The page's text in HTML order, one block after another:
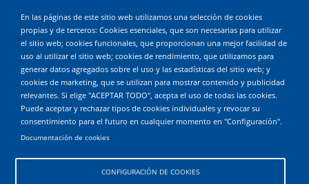
En las páginas de este sitio web utilizamos una selección de cookies
propias y de terceros: Cookies esenciales, que son necesarias para utilizar
el sitio web; cookies funcionales, que proporcionan una mejor facilidad de
uso al utilizar el sitio web; cookies de rendimiento, que utilizamos para
generar datos agregados sobre el uso y las estadísticas del sitio web; y
cookies de marketing, que se utilizan para mostrar contenido y publicidad
relevantes. Si elige "ACEPTAR TODO", acepta el uso de todas las cookies.
Puede aceptar y rechazar tipos de cookies individuales y revocar su
consentimiento para el futuro en cualquier momento en "Configuración".
Documentación de cookies
CONFIGURACIÓN DE COOKIES
Etiquetas HTML permitidas: <a href hreflang> <em>
<strong> <cite> <blockquote cite> <code> <ul type>
<ol start type> <li> <dl> <dt> <dd> <h2 id> <h3 id> <h4
id> <h5 id> <h6 id>
Saltos automáticos de líneas y de párrafos.
Las direcciones de correos electrónicos y páginas web
se convierten en enlaces automáticamente.